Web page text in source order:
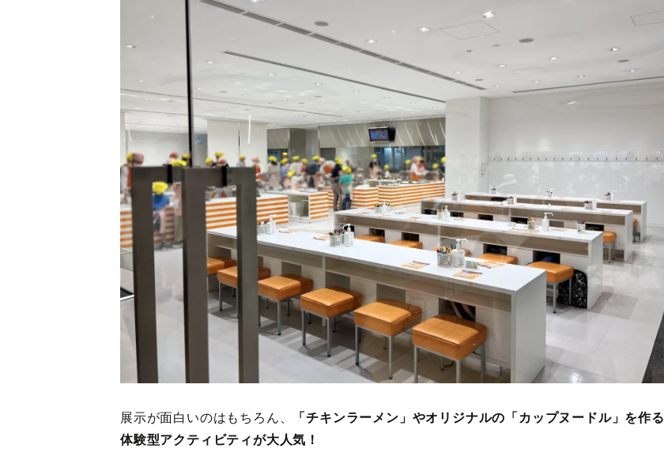
展示が面白いのはもちろん、
「チキンラーメン」やオリジナルの「カップヌードル」を作る
体験型アクティビティが大人気！